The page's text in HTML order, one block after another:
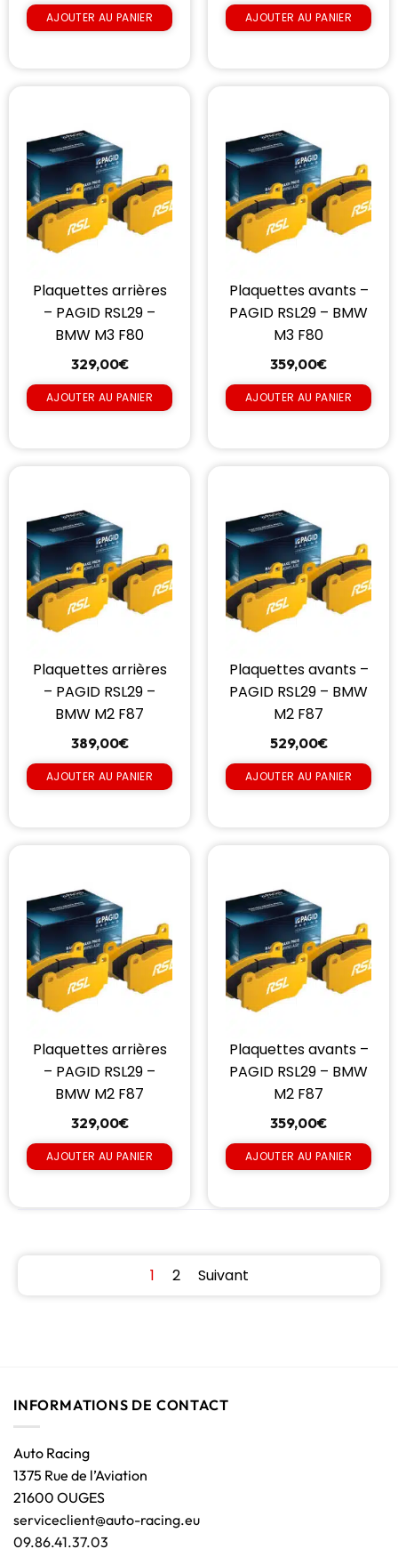
AJOUTER AU PANIER AJOUTER AU PANIER
Plaquettes arrières
– PAGID RSL29 –
BMW M3 F80
329,00€
AJOUTER AU PANIER
Plaquettes avants –
PAGID RSL29 – BMW
M3 F80
359,00€
AJOUTER AU PANIER
Plaquettes arrières
– PAGID RSL29 –
BMW M2 F87
389,00€
AJOUTER AU PANIER
Plaquettes avants –
PAGID RSL29 – BMW
M2 F87
529,00€
AJOUTER AU PANIER
Plaquettes arrières
– PAGID RSL29 –
BMW M2 F87
329,00€
AJOUTER AU PANIER
Plaquettes avants –
PAGID RSL29 – BMW
M2 F87
359,00€
AJOUTER AU PANIER
1 2 Suivant
INFORMATIONS DE CONTACT
Auto Racing
1375 Rue de l’Aviation
21600 OUGES
serviceclient@auto-racing.eu
09.86.41.37.03